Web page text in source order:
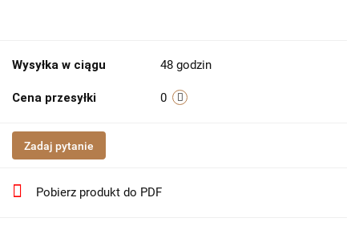
Wysyłka w ciągu 48 godzin
Cena przesyłki 0
Zadaj pytanie
Pobierz produkt do PDF